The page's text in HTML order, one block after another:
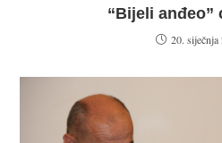
“Bijeli anđeo”
20. siječnja